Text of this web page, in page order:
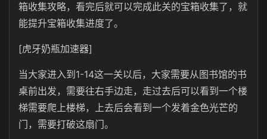
箱收集攻略，看完后就可以完成此关的宝箱收集了，就
能提升宝箱收集进度了。
[虎牙奶瓶加速器]
当大家进入到1-14这一关以后，大家需要从图书馆的书
桌前出发，需要往右手边走，走过去后可以看到一个楼
梯需要爬上楼梯，上去后会看到一个发着金色光芒的
门，需要打破这扇门。